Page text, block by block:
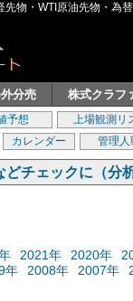
物・WTI原油先物・為
分売 株式クラフ
予想 上場観測リ
カレンダー 管理人
チェックに（分析
2021年 2020年
年 2008年 2007年